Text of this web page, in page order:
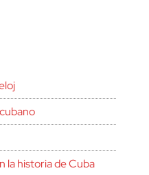
la historia de Cuba